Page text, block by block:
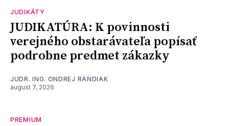
JUDIKÁTY
JUDIKATÚRA: K povinnosti
verejného obstarávateľa popísať
podrobne predmet zákazky
JUDR. ING. ONDREJ RANDIAK
august 7, 2026
PREMIUM